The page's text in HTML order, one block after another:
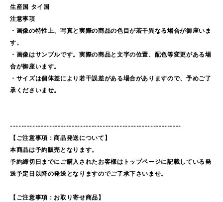
生産国 タイ国
注意事項
・画像の特性上、写真と実際の商品の色目が若干異なる場合が御座いま
す。
・画像はサンプルです。実際の商品と文字の位置、配色等変更がある場
合が御座います。
・サイズは個体差により若干誤差がある場合がありますので、予めご了
承くださいませ。
-------------------------------------------------------------
【ご注意事項：商品発送について】
本商品は予約販売となります。
予約締切日までにご購入されたお客様はトップページに記載している発
送予定日以降の発送となりますのでご了承下さいませ。
【ご注意事項：お取り寄せ商品】